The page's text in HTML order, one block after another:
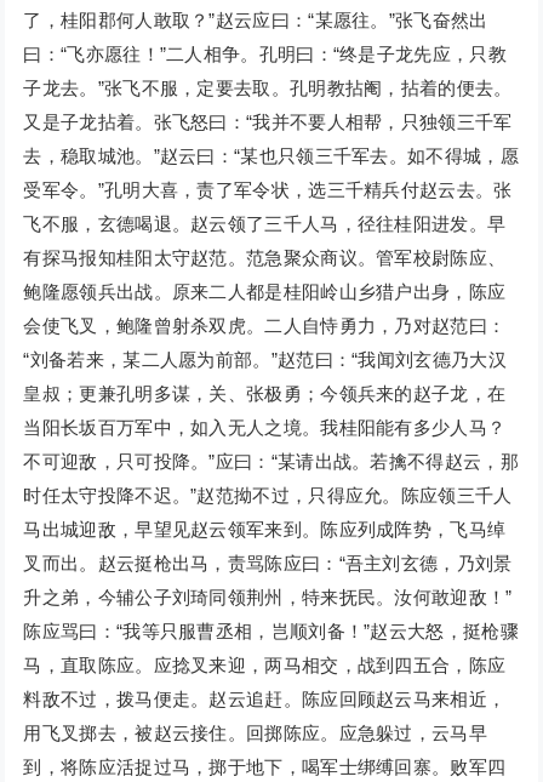
了，桂阳郡何人敢取？”赵云应曰：“某愿往。”张飞奋然出
曰：“飞亦愿往！”二人相争。孔明曰：“终是子龙先应，只教
子龙去。”张飞不服，定要去取。孔明教拈阉，拈着的便去。
又是子龙拈着。张飞怒曰：“我并不要人相帮，只独领三千军
去，稳取城池。”赵云曰：“某也只领三千军去。如不得城，愿
受军令。”孔明大喜，责了军令状，选三千精兵付赵云去。张
飞不服，玄德喝退。赵云领了三千人马，径往桂阳进发。早
有探马报知桂阳太守赵范。范急聚众商议。管军校尉陈应、
鲍隆愿领兵出战。原来二人都是桂阳岭山乡猎户出身，陈应
会使飞叉，鲍隆曾射杀双虎。二人自恃勇力，乃对赵范曰：
“刘备若来，某二人愿为前部。”赵范曰：“我闻刘玄德乃大汉
皇叔；更兼孔明多谋，关、张极勇；今领兵来的赵子龙，在
当阳长坂百万军中，如入无人之境。我桂阳能有多少人马？
不可迎敌，只可投降。”应曰：“某请出战。若擒不得赵云，那
时任太守投降不迟。”赵范拗不过，只得应允。陈应领三千人
马出城迎敌，早望见赵云领军来到。陈应列成阵势，飞马绰
叉而出。赵云挺枪出马，责骂陈应曰：“吾主刘玄德，乃刘景
升之弟，今辅公子刘琦同领荆州，特来抚民。汝何敢迎敌！”
陈应骂曰：“我等只服曹丞相，岂顺刘备！”赵云大怒，挺枪骤
马，直取陈应。应捻叉来迎，两马相交，战到四五合，陈应
料敌不过，拨马便走。赵云追赶。陈应回顾赵云马来相近，
用飞叉掷去，被赵云接住。回掷陈应。应急躲过，云马早
到，将陈应活捉过马，掷于地下，喝军士绑缚回寨。败军四